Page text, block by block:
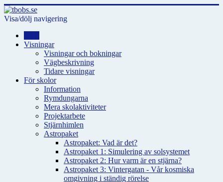
Visa/dölj navigering
Visningar
Visningar och bokningar
Vägbeskrivning
Tidare visningar
För skolor
Information
Rymdungarna
Mera skolaktiviteter
Projektarbete
Stjärnhimlen
Astropaket
Astropaket: Vad är det?
Astropaket 1: Simulering av solsystemet
Astropaket 2: Hur varm är en stjärna?
Astropaket 3: Vintergatan - Vår kosmiska
omgivning i ständig rörelse